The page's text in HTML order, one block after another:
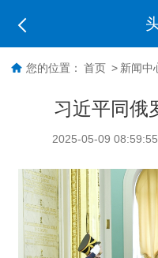
您的位置： 首页 > 新闻中
习近平同俄
2025-05-09 08:59:55